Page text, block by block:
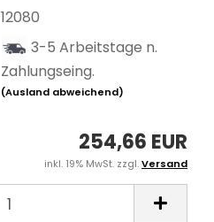
12080
3-5 Arbeitstage n.
Zahlungseing.
(Ausland abweichend)
254,66 EUR
inkl. 19% MwSt. zzgl.Versand